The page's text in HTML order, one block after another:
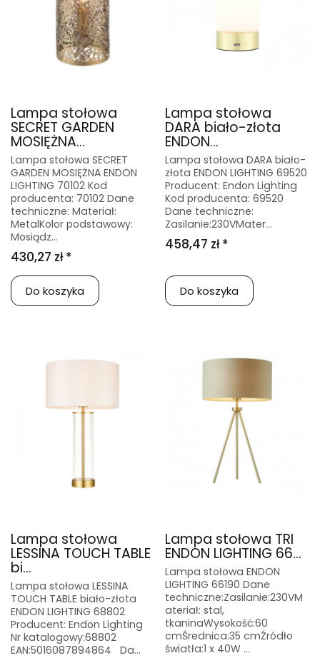
Lampa stołowa
SECRET GARDEN
MOSIĘŻNA...
Lampa stołowa SECRET
GARDEN MOSIĘŻNA ENDON
LIGHTING 70102 Kod
producenta: 70102 Dane
techniczne: Materiał:
MetalKolor podstawowy:
Mosiądz...
430,27 zł *
Do koszyka
Lampa stołowa
DARA biało-złota
ENDON...
Lampa stołowa DARA biało-
złota ENDON LIGHTING 69520
Producent: Endon Lighting
Kod producenta: 69520
Dane techniczne:
Zasilanie:230VMater...
458,47 zł *
Do koszyka
Lampa stołowa
LESSINA TOUCH TABLE
bi...
Lampa stołowa LESSINA
TOUCH TABLE biało-złota
ENDON LIGHTING 68802
Producent: Endon Lighting
Nr katalogowy:68802
EAN:5016087894864 Da...
Lampa stołowa TRI
ENDON LIGHTING 66...
Lampa stołowa ENDON
LIGHTING 66190 Dane
techniczne:Zasilanie:230VM
ateriał: stal,
tkaninaWysokość:60
cmŚrednica:35 cmŹródło
światła:1 x 40W ...